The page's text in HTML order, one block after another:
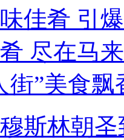
佳肴 引
尽在马
街”美食飘
斯林朝